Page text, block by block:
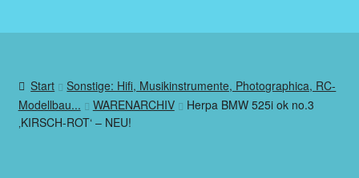
Start
Sonstige: Hifi, Musikinstrumente, Photographica, RC-
Modellbau...
WARENARCHIV
Herpa BMW 525i ok no.3
‚KIRSCH-ROT‘ – NEU!